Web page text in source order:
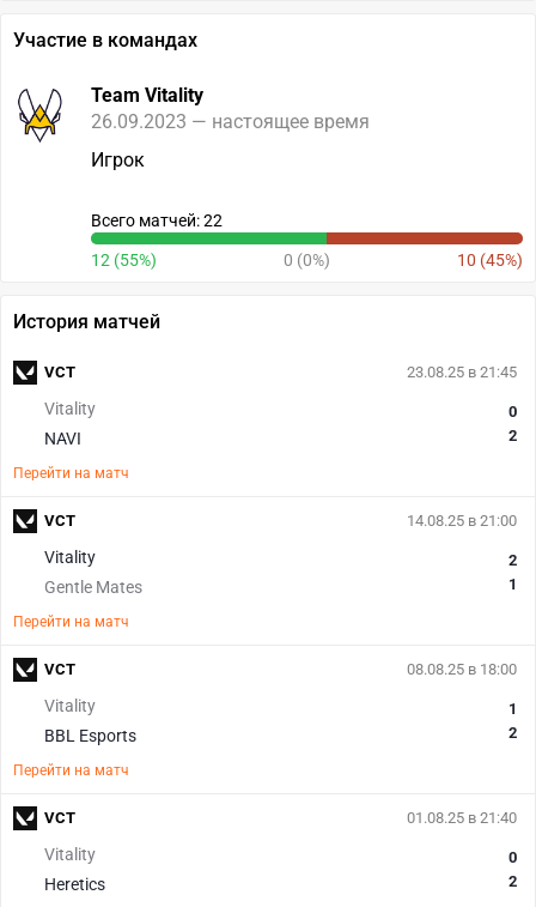
Участие в командах
Team Vitality
26.09.2023 — настоящее время
Игрок
Всего матчей: 22
12 (55%) 0 (0%) 10 (45%)
История матчей
23.08.25 в 21:45
Vitality
NAVI
0
2
Перейти на матч
VCT
14.08.25 в 21:00
Vitality
Gentle Mates
2
1
Перейти на матч
VCT
08.08.25 в 18:00
Vitality
BBL Esports
1
2
Перейти на матч
VCT
01.08.25 в 21:40
Vitality
Heretics
0
2
VCT